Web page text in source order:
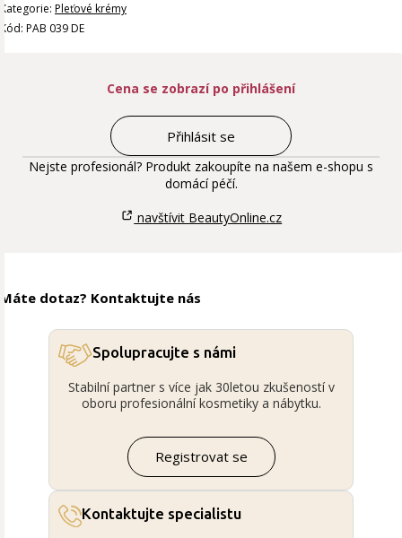
Kategorie: Pleťové krémy
Kód: PAB 039 DE
Cena se zobrazí po přihlášení
Přihlásit se
Nejste profesionál? Produkt zakoupíte na našem e-shopu s
domácí péčí.
navštívit BeautyOnline.cz
Máte dotaz? Kontaktujte nás
Spolupracujte s námi
Stabilní partner s více jak 30letou zkušeností v
oboru profesionální kosmetiky a nábytku.
Registrovat se
Kontaktujte specialistu